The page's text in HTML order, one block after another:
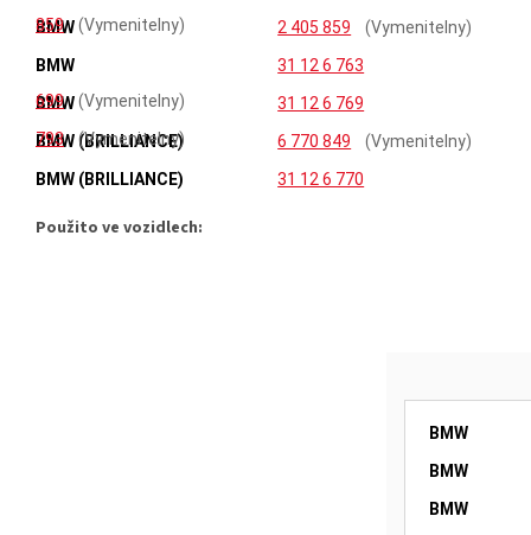
859(Vymenitelny)
BMW 2 405 859
(Vymenitelny)
BMW
31 12 6 763
699(Vymenitelny)
BMW
31 12 6 769
793(Vymenitelny)
BMW (BRILLIANCE) 6 770 849
(Vymenitelny)
BMW (BRILLIANCE)
31 12 6 770
Použito ve vozidlech:
BMW
BMW
BMW